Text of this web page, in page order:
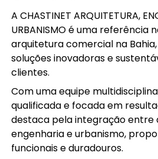
A CHASTINET ARQUITETURA,
URBANISMO é uma referência
arquitetura comercial na
soluções inovadoras e
clientes.
Com uma equipe
qualificada e focada em
destaca pela integração entre
engenharia e urbanismo,
funcionais e duradouros.